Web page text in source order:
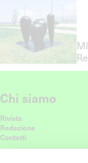
Chi siamo
Rivista
Redazione
Contatti